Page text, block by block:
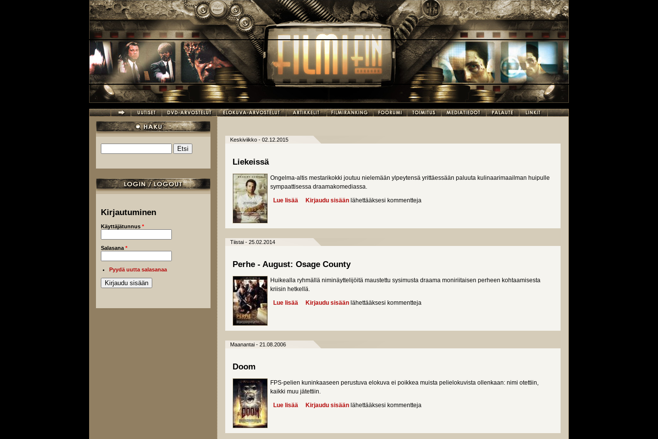
Hakulomake
Kirjautuminen
Käyttäjätunnus *
Salasana *
Pyydä uutta salasanaa
Keskiviikko - 02.12.2015
Liekeissä
Ongelma-altis mestarikokki joutuu nielemään ylpeytensä yrittäessään paluuta kulinaarimaailman huipulle
sympaattisessa draamakomediassa.
Lue lisää about Liekeissä
Kirjaudu sisään lähettääksesi kommentteja
Tiistai - 25.02.2014
Perhe - August: Osage County
Huikealla ryhmällä niminäyttelijöitä maustettu sysimusta draama moniriitaisen perheen kohtaamisesta
kriisin hetkellä.
Lue lisää about Perhe - August: Osage County
Kirjaudu sisään lähettääksesi kommentteja
Maanantai - 21.08.2006
Doom
FPS-pelien kuninkaaseen perustuva elokuva ei poikkea muista pelielokuvista ollenkaan: nimi otettiin,
kaikki muu jätettiin.
Lue lisää about Doom
Kirjaudu sisään lähettääksesi kommentteja